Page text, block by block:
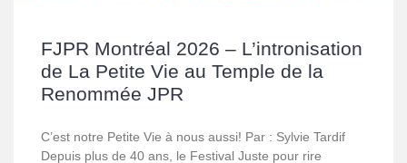
FJPR Montréal 2026 – L’intronisation
de La Petite Vie au Temple de la
Renommée JPR
C’est notre Petite Vie à nous aussi! Par : Sylvie Tardif
Depuis plus de 40 ans, le Festival Juste pour rire